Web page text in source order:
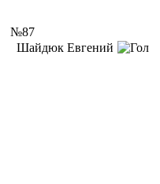
№87
Шайдюк Евгений